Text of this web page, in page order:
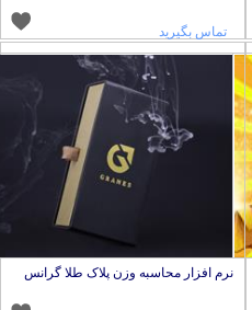
تماس بگیرید
نرم افزار محاسبه وزن پلاک طلا گرانس